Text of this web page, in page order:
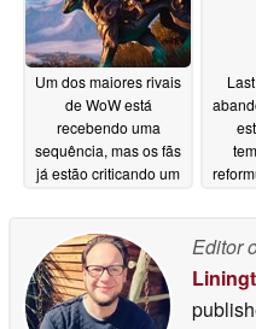
Um dos maiores rivais
de WoW está
recebendo uma
sequência, mas os fãs
já estão criticando um
Editor